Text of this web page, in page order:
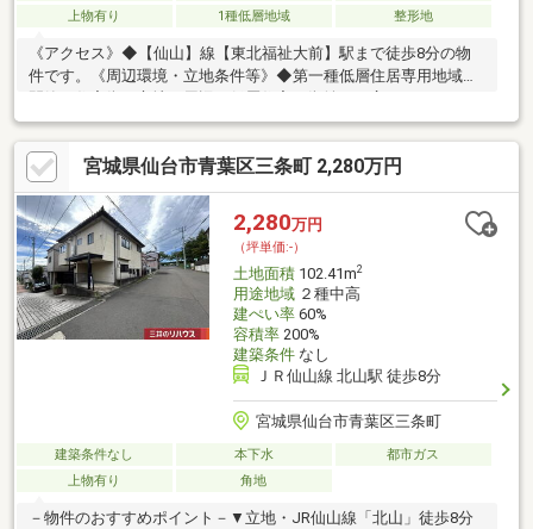
上物有り
1種低層地域 整形地
《アクセス》◆【仙山】線【東北福祉大前】駅まで徒歩8分の物
件です。《周辺環境・立地条件等》◆第一種低層住居専用地域の
す。◆【貝ケ森】地区計画の区域内です。◆土地面積282.78m2の
整形地です。《道路・方位等》◆前面道路はゆとりある6.0m幅員
の道路です。《建築用途・有効活用》◆建築条件付き売地ではな
いため、お好きなハウスメーカー・工務店での建築が可能です。
間取り、設備、外観、全て自分好みのスタイルで一からご検討い
ただくことが可能です。
宮城県仙台市青葉区三条町 2,280万円
2,280万円
（坪単価:-）
土地面積102.41m2
用途地域２種中高
建ぺい率60%
容積率200%
建築条件なし
ＪＲ仙山線 北山駅 徒歩8分
宮城県仙台市青葉区三条町
建築条件なし 本下水
都市ガス
上物有り
角地
－物件のおすすめポイント－▼立地・JR仙山線「北山」徒歩8分